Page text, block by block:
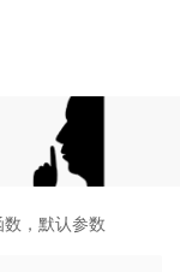
，默认参数